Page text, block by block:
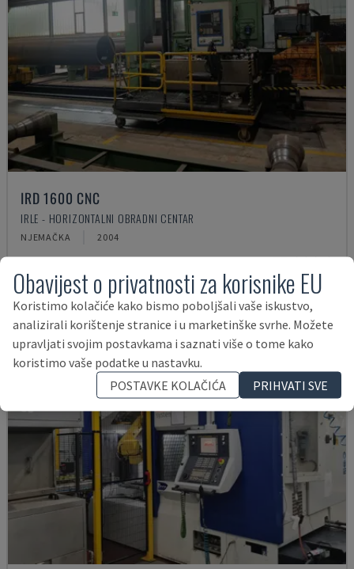
IRD 1600 CNC
IRLE - HORIZONTALNI OBRADNI CENTAR
NJEMAČKA 2004
75.000 €
Obavijest o privatnosti za korisnike EU
Koristimo kolačiće kako bismo poboljšali vaše iskustvo,
analizirali korištenje stranice i u marketinške svrhe. Možete
upravljati svojim postavkama i saznati više o tome kako
koristimo vaše podatke u nastavku.
POSTAVKE KOLAČIĆA
PRIHVATI SVE